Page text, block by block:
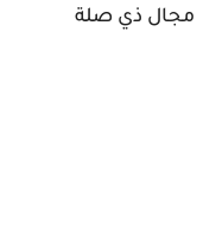
مجال ذي صلة